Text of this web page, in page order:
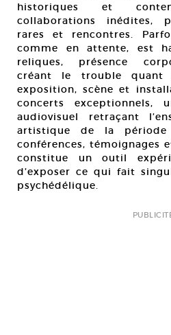
historiques et
collaborations inédites,
rares et rencontres.
comme en attente, est
reliques, présence
créant le trouble
exposition, scène et
concerts exceptionnels,
audiovisuel retraçant
artistique de la période
conférences, témoignages
constitue un outil
d’exposer ce qui fait
psychédélique.